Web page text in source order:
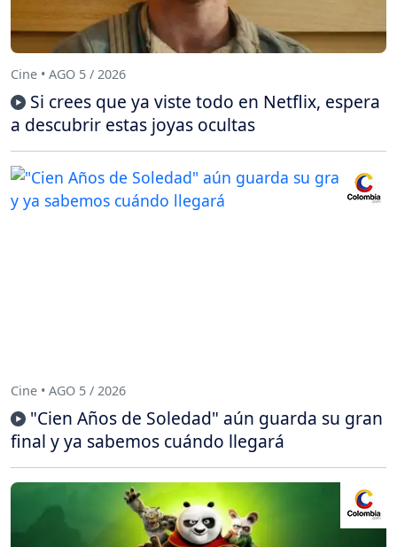
Cine • AGO 5 / 2026
Si crees que ya viste todo en Netflix, espera
a descubrir estas joyas ocultas
Cine • AGO 5 / 2026
"Cien Años de Soledad" aún guarda su gran
final y ya sabemos cuándo llegará